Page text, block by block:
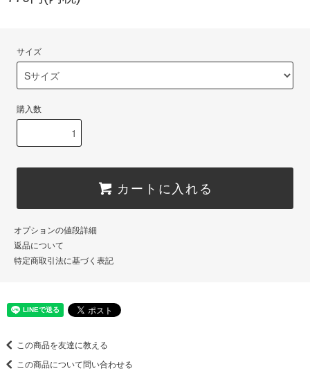
サイズ
購入数
カートに入れる
オプションの値段詳細
返品について
特定商取引法に基づく表記
この商品を友達に教える
この商品について問い合わせる